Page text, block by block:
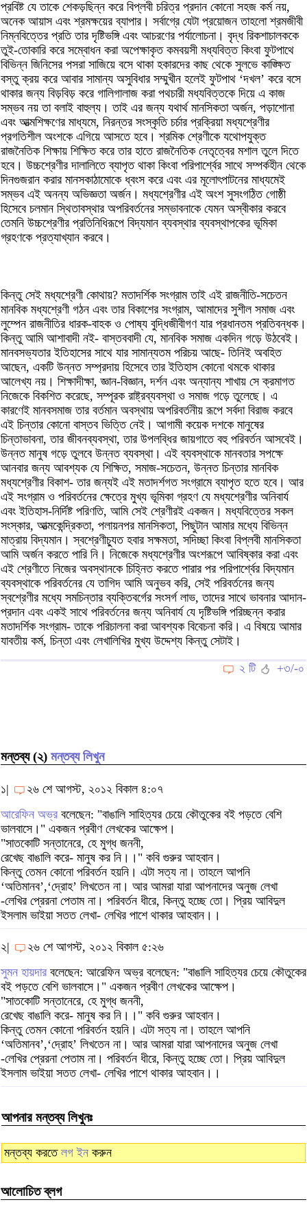
প্রবিষ্ট যে তাকে শেকড়ছিন্ন করে বিপ্লবী চরিত্র প্রদান কোনো সহজ কর্ম নয়,
অনেক আয়াস এবং শ্রমক্ষয়ের ব্যাপার। সর্বাগ্রে যেটা প্রয়োজন তাহলো শ্রমজীবী
নিম্নবিত্তের প্রতি তার দৃষ্টিভঙ্গি এবং আচরণের পর্যালোচনা। বৃদ্ধ রিকশাচালককে
তুই-তোকারি করে সম্বোধন করা অপেক্ষাকৃত কমবয়সী মধ্যবিত্ত কিংবা ফুটপাথে
বিভিন্ন জিনিসের পসরা সাজিয়ে বসে থাকা হকারদের কাছ থেকে সুলভে কাঙ্ক্ষিত
বস্তু ক্রয় করে আবার সামান্য অসুবিধার সম্মুখীন হলেই ফুটপাথ ‘দখল’ করে বসে
থাকার জন্য বিড়বিড় করে গালিগালাজ করা পথচারী মধ্যবিত্তকে দিয়ে এ কাজ
সম্ভব নয় তা বলাই বাহুল্য। তাই এর জন্য যথার্থ মানসিকতা অর্জন, পড়াশোনা
এবং আত্মশিক্ষণের মাধ্যমে, নিরন্তর সংস্কৃতি চর্চার প্রক্রিয়া মধ্যশ্রেণীর
প্রগতিশীল অংশকে এগিয়ে আসতে হবে। শ্রমিক শ্রেণীকে যথোপযুক্ত
রাজনৈতিক শিক্ষায় শিক্ষিত করে তার হাতে রাজনৈতিক নেতৃত্বের মশাল তুলে দিতে
হবে। উচ্চশ্রেণীর দালালিতে ব্যাপৃত থাকা কিংবা পরিপার্শ্বের সাথে সম্পর্কহীন থেকে
দিনগুজরান করার মানসকাঠামোকে ধ্বংস করে এবং এর মূলোৎপাটনের মাধ্যমেই
সম্ভব এই অনন্য অভিজ্ঞতা অর্জন। মধ্যশ্রেণীর এই অংশ সুসংগঠিত গোষ্ঠী
হিসেবে চলমান স্থিতাবস্থার অপরিবর্তনের সম্ভাবনাকে যেমন অস্বীকার করবে
তেমনি উচ্চশ্রেণীর প্রতিনিধিরূপে বিদ্যমান ব্যবস্থার ব্যবস্থাপকের ভূমিকা
গ্রহণকে প্রত্যাখ্যান করবে।
কিন্তু সেই মধ্যশ্রেণী কোথায়? মতাদর্শিক সংগ্রাম তাই এই রাজনীতি-সচেতন
মানবিক মধ্যশ্রেণী গঠন এবং তার বিকাশের সংগ্রাম, আমাদের সুশীল সমাজ এবং
লুম্পেন রাজনীতির ধারক-বাহক ও পোষ্য বুদ্ধিজীবীগণ যার প্রধানতম প্রতিবন্ধক।
কিন্তু আমি আশাবাদী নই- বাস্তববাদী যে, মানবিক সমাজ একদিন গড়ে উঠবেই।
মানবসভ্যতার ইতিহাসের সাথে যার সামান্যতম পরিচয় আছে- তিনিই অবহিত
আছেন, একটি উন্নত সম্প্রদায় হিসেবে তার ইতিহাস কোনো থমকে থাকার
আলেখ্য নয়। শিক্ষাদীক্ষা, জ্ঞান-বিজ্ঞান, দর্শন এবং অন্যান্য শাখায় সে ক্রমাগত
নিজেকে বিকশিত করেছে, সম্পূরক রাষ্ট্রব্যবস্থা ও সমাজ গড়ে তুলেছে। এ
কারণেই মানবসমাজ তার বর্তমান অবস্থায় অপরিবর্তনীয় রূপে সর্বদা বিরাজ করবে
এই চিন্তার কোনো বাস্তব ভিত্তি নেই। আগামী কয়েক দশকে মানুষের
চিন্তাভাবনা, তার জীবনব্যবস্থা, তার উপলব্ধির জায়গাতে বহু পরিবর্তন আসবেই।
উন্নত মানুষ গড়ে তুলবে উন্নত ব্যবস্থা। এই ব্যবস্থাকে মানবতার সপক্ষে
আনবার জন্য আবশ্যক যে শিক্ষিত, সমাজ-সচেতন, উন্নত চিন্তার মানবিক
মধ্যশ্রেণীর বিকাশ- তার জন্যই এই মতাদর্শগত সংগ্রামে ব্যাপৃত হতে হবে। আর
এই সংগ্রাম ও পরিবর্তনের ক্ষেত্রে মুখ্য ভূমিকা গ্রহণ যে মধ্যশ্রেণীর অনিবার্য
এবং ইতিহাস-নির্দিষ্ট পরিণতি, আমি সেই শ্রেণীরই একজন। মধ্যবিত্তের সকল
সংস্কার, আত্মকেন্দ্রিকতা, পলায়নপর মানসিকতা, পিছুটান আমার মধ্যে বিভিন্ন
মাত্রায় বিদ্যমান। স্বশ্রেণীচ্যুত হবার সক্ষমতা, সদিচ্ছা কিংবা বিপ্লবী মানসিকতা
আমি অর্জন করতে পারি নি। নিজেকে মধ্যশ্রেণীর অংশরূপে আবিষ্কার করা এবং
এই শ্রেণীতে নিজের অবস্থানকে চিহ্নিত করতে পারার পর পরিপার্শ্বের বিদ্যমান
ব্যবস্থাকে পরিবর্তনের যে তাগিদ আমি অনুভব করি, সেই পরিবর্তনের জন্য
স্বশ্রেণীর মধ্যে সমচিন্তার ব্যক্তিবর্গের সংসর্গ লাভ, তাদের সাথে ভাবনার আদান-
প্রদান এবং একই সাথে পরিবর্তনের জন্য অনিবার্য যে দৃষ্টিভঙ্গি পরিচ্ছন্ন করার
মতাদর্শিক সংগ্রাম- তাকে পরিচালনা করা আবশ্যক বিবেচনা করি। এ বিষয়ে আমার
যাবতীয় কর্ম, চিন্তা এবং লেখালিখির মুখ্য উদ্দেশ্য কিন্তু সেটাই।
২ টি
+৩/-০
মন্তব্য (২) মন্তব্য লিখুন
১|
২৬ শে আগস্ট, ২০১২ বিকাল ৪:০৭
আরেফিন অভ্র বলেছেন: "বাঙালি সাহিত্যর চেয়ে কৌতুকের বই পড়তে বেশি
ভালবাসে।" একজন প্রবীণ লেখকের আক্ষেপ।
"সাতকোটি সন্তানেরে, হে মুগ্ধ জননী,
রেখেছ বাঙালি করে- মানুষ কর নি।।" কবি গুরুর আহবান।
কিন্তু তেমন কোনো পরিবর্তন হয়নি। এটা সত্য না। তাহলে আপনি
‘অতিমানব’,‘‌দ্রোহ’ লিখতেন না। আর আমরা যারা আপনাদের অনুজ লেখা
-লেখির প্রেরনা পেতাম না। পরিবর্তন ধীরে, কিন্তু হচ্ছে তো। প্রিয় আবিদুল
ইসলাম ভাইয়া সতত লেখা- লেখির পাশে থাকার আহবান।।
২|
২৬ শে আগস্ট, ২০১২ বিকাল ৫:২৬
সুমন হায়দার বলেছেন: আরেফিন অভ্র বলেছেন: "বাঙালি সাহিত্যর চেয়ে কৌতুকের
বই পড়তে বেশি ভালবাসে।" একজন প্রবীণ লেখকের আক্ষেপ।
"সাতকোটি সন্তানেরে, হে মুগ্ধ জননী,
রেখেছ বাঙালি করে- মানুষ কর নি।।" কবি গুরুর আহবান।
কিন্তু তেমন কোনো পরিবর্তন হয়নি। এটা সত্য না। তাহলে আপনি
‘অতিমানব’,‘‌দ্রোহ’ লিখতেন না। আর আমরা যারা আপনাদের অনুজ লেখা
-লেখির প্রেরনা পেতাম না। পরিবর্তন ধীরে, কিন্তু হচ্ছে তো। প্রিয় আবিদুল
ইসলাম ভাইয়া সতত লেখা- লেখির পাশে থাকার আহবান।।
আপনার মন্তব্য লিখুনঃ
মন্তব্য করতে লগ ইন করুন
আলোচিত ব্লগ